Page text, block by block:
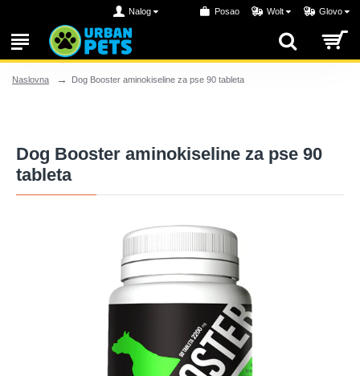
Nalog Posao Wolt Glovo
Naslovna Dog Booster aminokiseline za pse 90 tableta
Dog Booster aminokiseline za pse 90
tableta